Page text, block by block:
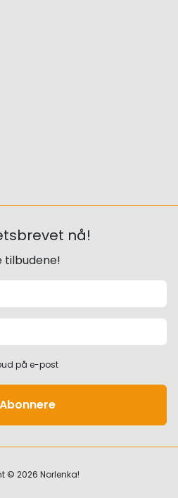
nå!
tilbudene!
på e-post
Abonnere
© 2026 Norlenka!